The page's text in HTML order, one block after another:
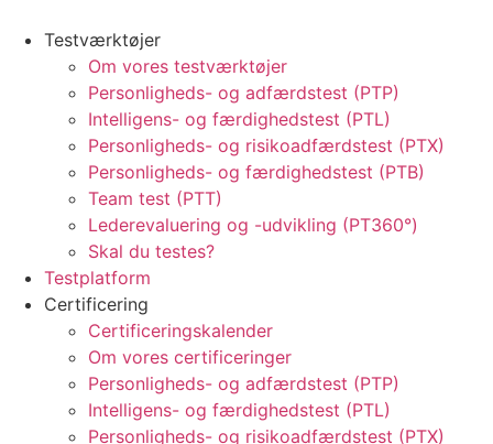
Testværktøjer
Om vores testværktøjer
Personligheds- og adfærdstest (PTP)
Intelligens- og færdighedstest (PTL)
Personligheds- og risikoadfærdstest (PTX)
Personligheds- og færdighedstest (PTB)
Team test (PTT)
Lederevaluering og -udvikling (PT360°)
Skal du testes?
Testplatform
Certificering
Certificeringskalender
Om vores certificeringer
Personligheds- og adfærdstest (PTP)
Intelligens- og færdighedstest (PTL)
Personligheds- og risikoadfærdstest (PTX)